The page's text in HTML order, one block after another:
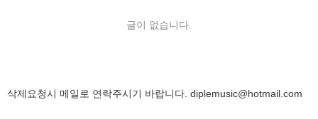
글이 없습니다.
삭제요청시 메일로 연락주시기 바랍니다. diplemusic@hotmail.com